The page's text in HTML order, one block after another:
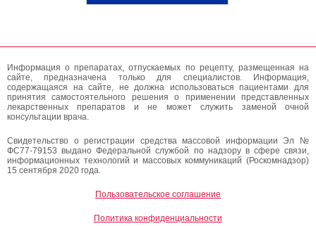
Информация о препаратах, отпускаемых по рецепту, размещенная на
сайте, предназначена только для специалистов. Информация,
содержащаяся на сайте, не должна использоваться пациентами для
принятия самостоятельного решения о применении представленных
лекарственных препаратов и не может служить заменой очной
консультации врача.
Свидетельство о регистрации средства массовой информации Эл №
ФС77-79153 выдано Федеральной службой по надзору в сфере связи,
информационных технологий и массовых коммуникаций (Роскомнадзор)
15 сентября 2020 года.
Пользовательское соглашение
Политика конфиденциальности